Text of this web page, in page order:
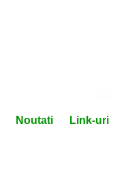
Noutati Link-uri